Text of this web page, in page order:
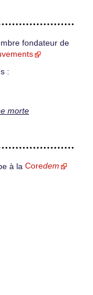
fondateur de
:
morte
à la Coredem